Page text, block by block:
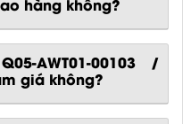
AWT01-00103 /
giá không?